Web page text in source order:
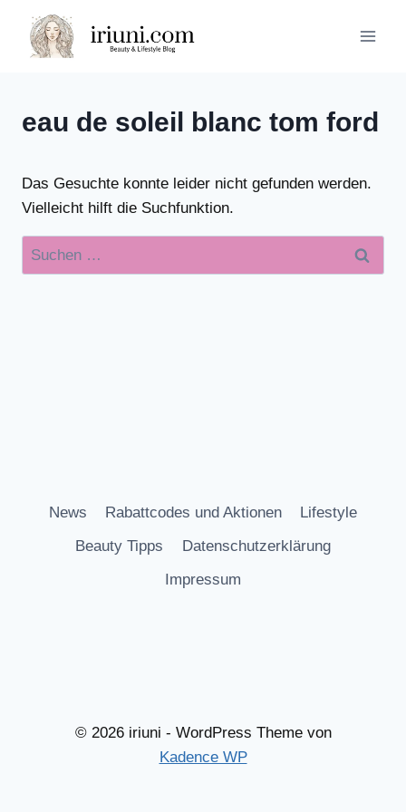
Inhalt
springen
eau de soleil blanc tom ford
Das Gesuchte konnte leider nicht gefunden werden.
Vielleicht hilft die Suchfunktion.
Suchen
nach:
News Rabattcodes und Aktionen
Lifestyle
Beauty Tipps
Datenschutzerklärung
Impressum
© 2026 iriuni - WordPress Theme von
Kadence WP